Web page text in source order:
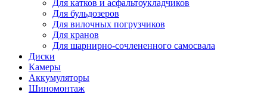
Для катков и асфальтоукладчиков
Для бульдозеров
Для вилочных погрузчиков
Для кранов
Для шарнирно-сочлененного самосвала
Диски
Камеры
Аккумуляторы
Шиномонтаж